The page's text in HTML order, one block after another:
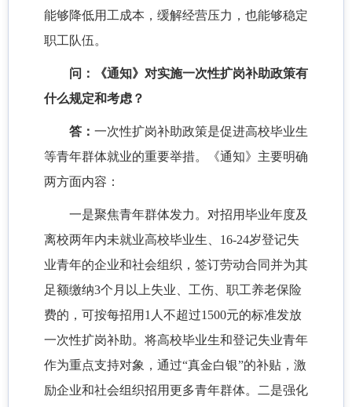
能够降低用工成本，缓解经营压力，也能够稳定
职工队伍。
问：《通知》对实施一次性扩岗补助政策有
什么规定和考虑？
答： 一次性扩岗补助政策是促进高校毕业生
等青年群体就业的重要举措。《通知》主要明确
两方面内容：
一是聚焦青年群体发力。对招用毕业年度及
离校两年内未就业高校毕业生、16-24岁登记失
业青年的企业和社会组织，签订劳动合同并为其
足额缴纳3个月以上失业、工伤、职工养老保险
费的，可按每招用1人不超过1500元的标准发放
一次性扩岗补助。将高校毕业生和登记失业青年
作为重点支持对象，通过“真金白银”的补贴，激
励企业和社会组织招用更多青年群体。二是强化